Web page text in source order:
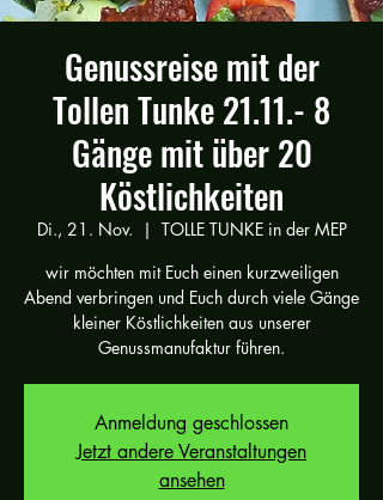
Genussreise mit der
Tollen Tunke 21.11.- 8
Gänge mit über 20
Köstlichkeiten
Di., 21. Nov.
  |
TOLLE TUNKE in der MEP
wir möchten mit Euch einen kurzweiligen
Abend verbringen und Euch durch viele Gänge
kleiner Köstlichkeiten aus unserer
Genussmanufaktur führen.
Anmeldung geschlossen
Jetzt andere Veranstaltungen
ansehen